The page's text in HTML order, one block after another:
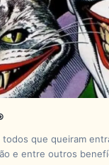
todos que queiram
e entre outros